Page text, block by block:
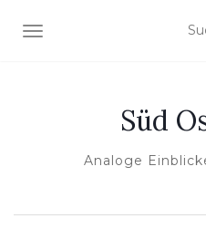
NAVIGATION
Süd
Analoge